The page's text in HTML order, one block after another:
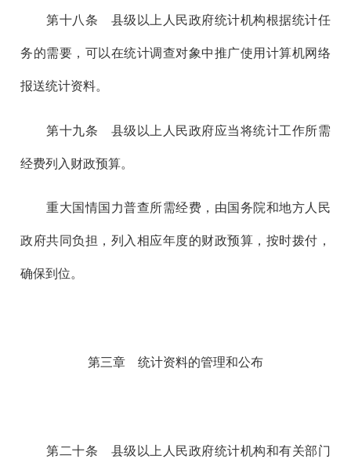
第十八 条 县级以上人民政府统计机构根据统计任
务的需要，可以在统计调查对象中推广使用计算机网络
报送统计资料。
第十九条 县级以上人民政府应当将统计工作所需
经费列入财政预算。
重大国情国力普查所需经费，由国务院和地方人民
政府共同负担，列入相应年度的财政预算，按时拨付，
确保到位。
第三章 统计资料的管理和公布
第二十条 县级以上人民政府统计机构和有关部门